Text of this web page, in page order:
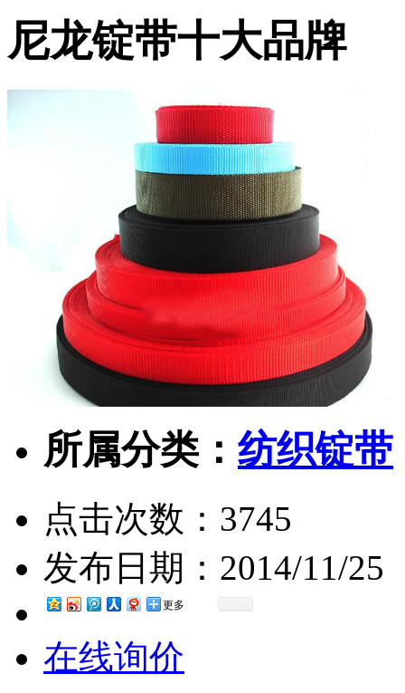
尼龙锭带十大品牌
所属分类： 纺织锭带
点击次数： 3745
发布日期： 2014/11/25
更多
在线询价